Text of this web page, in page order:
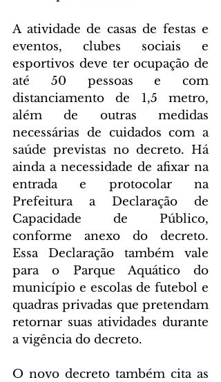
A atividade de casas de festas e
eventos, clubes sociais e
esportivos deve ter ocupação de
até 50 pessoas e com
distanciamento de 1,5 metro,
além de outras medidas
necessárias de cuidados com a
saúde previstas no decreto. Há
ainda a necessidade de afixar na
entrada e protocolar na
Prefeitura a Declaração de
Capacidade de Público,
conforme anexo do decreto.
Essa Declaração também vale
para o Parque Aquático do
município e escolas de futebol e
quadras privadas que pretendam
retornar suas atividades durante
a vigência do decreto.
O novo decreto também cita as